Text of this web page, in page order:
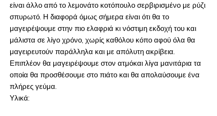
είναι άλλο από το λεμονάτο κοτόπουλο σερβιρισμένο με ρύζι
σπυρωτό. Η διαφορά όμως σήμερα είναι ότι θα το
μαγειρέψουμε στην πιο ελαφριά κι νόστιμη εκδοχή του και
μάλιστα σε λίγο χρόνο, χωρίς καθόλου κόπο αφού όλα θα
μαγειρευτούν παράλληλα και με απόλυτη ακρίβεια.
Επιπλέον θα μαγειρέψουμε στον ατμόκαι λίγα μανιτάρια τα
οποία θα προσθέσουμε στο πιάτο και θα απολαύσουμε ένα
πλήρες γεύμα.
Υλικά: